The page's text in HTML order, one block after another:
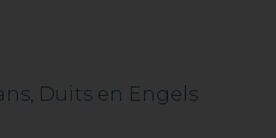
Duits en Engels